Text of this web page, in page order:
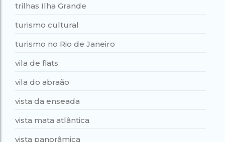
trilhas Ilha Grande
turismo cultural
turismo no Rio de Janeiro
vila de flats
vila do abraão
vista da enseada
vista mata atlântica
vista panorâmica